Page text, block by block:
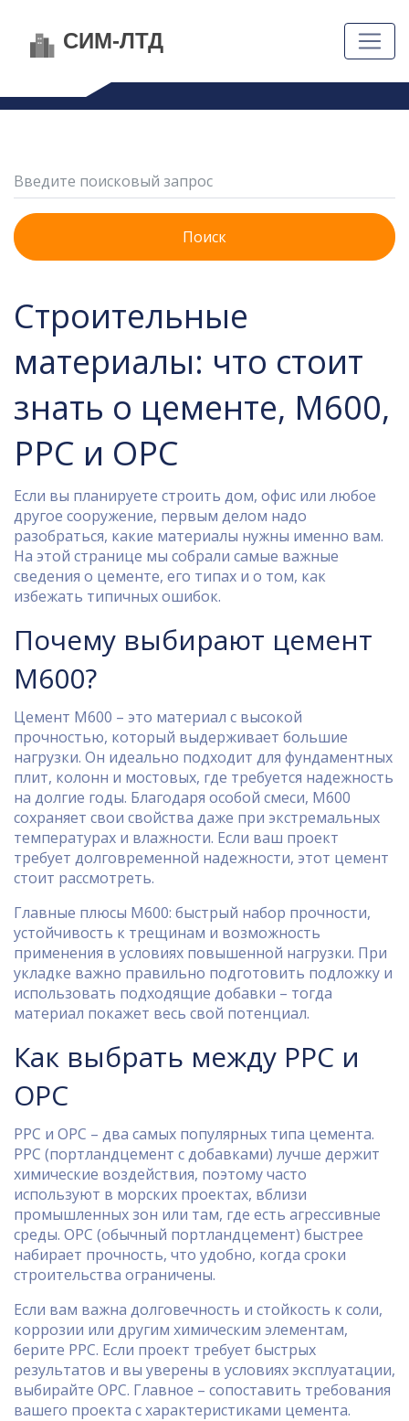
Поиск
Строительные
материалы: что стоит
знать о цементе, М600,
PPC и OPC
Если вы планируете строить дом, офис или любое
другое сооружение, первым делом надо
разобраться, какие материалы нужны именно вам.
На этой странице мы собрали самые важные
сведения о цементе, его типах и о том, как
избежать типичных ошибок.
Почему выбирают цемент
М600?
Цемент М600 – это материал с высокой
прочностью, который выдерживает большие
нагрузки. Он идеально подходит для фундаментных
плит, колонн и мостовых, где требуется надежность
на долгие годы. Благодаря особой смеси, М600
сохраняет свои свойства даже при экстремальных
температурах и влажности. Если ваш проект
требует долговременной надежности, этот цемент
стоит рассмотреть.
Главные плюсы М600: быстрый набор прочности,
устойчивость к трещинам и возможность
применения в условиях повышенной нагрузки. При
укладке важно правильно подготовить подложку и
использовать подходящие добавки – тогда
материал покажет весь свой потенциал.
Как выбрать между PPC и
OPC
PPC и OPC – два самых популярных типа цемента.
PPC (портландцемент с добавками) лучше держит
химические воздействия, поэтому часто
используют в морских проектах, вблизи
промышленных зон или там, где есть агрессивные
среды. OPC (обычный портландцемент) быстрее
набирает прочность, что удобно, когда сроки
строительства ограничены.
Если вам важна долговечность и стойкость к соли,
коррозии или другим химическим элементам,
берите PPC. Если проект требует быстрых
результатов и вы уверены в условиях эксплуатации,
выбирайте OPC. Главное – сопоставить требования
вашего проекта с характеристиками цемента.